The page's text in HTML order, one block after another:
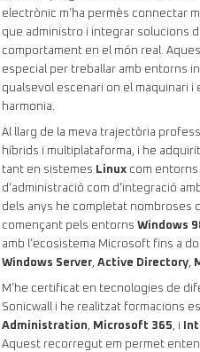
electrònic m’ha permès connectar
que administro i integrar solucions
comportament en el món real.
especial per treballar amb entorns
qualsevol escenari on el maquinari
harmonia.
Al llarg de la meva trajectòria
híbrids i multiplataforma, i he
tant en sistemes Linux com entorns
d’administració com d’integració
dels anys he completat nombroses
començant pels entorns Windows
amb l’ecosistema Microsoft fins a
Windows Server, Active Directory,
M’he certificat en tecnologies de
Sonicwall i he realitzat formacions
Administration, Microsoft 365, i
Aquest recorregut em permet